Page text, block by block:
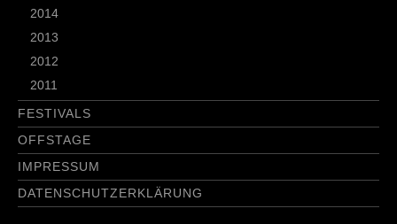
2014
2013
2012
2011
FESTIVALS
OFFSTAGE
IMPRESSUM
DATENSCHUTZERKLÄRUNG